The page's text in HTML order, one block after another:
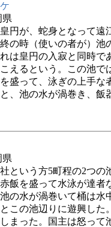
県
円が、蛇身となって遠
の時（使いの者が）池
は皇円の入寂と同時で
えるという。この池で
盛って、泳ぎの上手な
、池の水が渦巻き、飯
県
という方5町程の2つの
飯を盛って水泳が達者
の水が渦巻いて桶は水
この池辺りに遊興した
まった。国主は怒っ